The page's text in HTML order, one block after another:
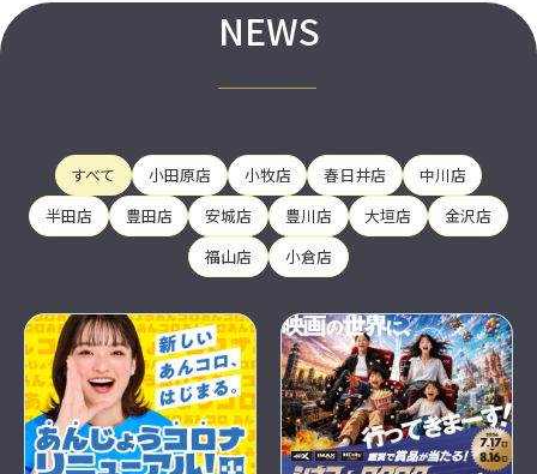
NEWS
すべて 小田原店 小牧店 春日井店
中川店
半田店
豊田店 安城店 豊川店 大垣店
金沢店
福山店
小倉店